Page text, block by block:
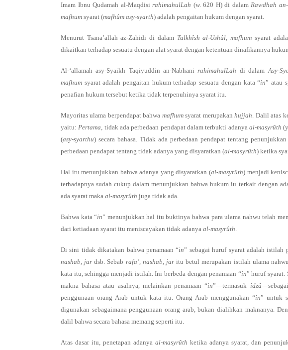
Imam Ibnu Qudamah al-MaqdisirahimahulLah (w. 620 H) di dalamRawdhah
mafhum syarat (mafhûm asy-syarth) adalah pengaitan hukum dengan syarat.
Menurut Tsana’allah az-Zahidi di dalam Talkhîsh al-Ushûl,mafhum syarat
dikaitkan terhadap sesuatu dengan alat syarat dengan ketentuan dinafikannya
Al-‘allamah asy-Syaikh Taqiyuddin an-NabhanirahimahulLah di dalamAsy-
mafhum syarat adalah pengaitan hukum terhadap sesuatu dengan kata “in” atau
penafian hukum tersebut ketika tidak terpenuhinya syarat itu.
Mayoritas ulama berpendapat bahwa mafhumsyarat merupakanhujjah. Dalil atas
yaitu:Pertama, tidak ada perbedaan pendapat dalam terbukti adanyaal-masyrûth
(asy-syarthu) secara bahasa. Tidak ada perbedaan pendapat tentang penunjukkan
perbedaan pendapat tentang tidak adanya yang disyaratkan (al-masyrûth) ketika
Hal itu menunjukkan bahwa adanya yang disyaratkan (al-masyrûth) menjadi
terhadapnya sudah cukup dalam menunjukkan bahwa hukum iu terkait dengan
ada syarat maka al-masyrûth juga tidak ada.
Bahwa kata “in” menunjukkan hal itu buktinya bahwa para ulama nahwu telah
dari ketiadaan syarat itu meniscayakan tidak adanya al-masyrûth.
Di sini tidak dikatakan bahwa penamaan “in” sebagai huruf syarat adalah
nashab, jar dsb. Sebab rafa’, nashab, jaritu betul merupakan istilah ulama
kata itu, sehingga menjadi istilah. Ini berbeda dengan penamaan “in” huruf syarat.
makna bahasa atau asalnya, melainkan penamaan “in”—termasuk idzâ
penggunaan orang Arab untuk kata itu. Orang Arab menggunakan “in” untuk
digunakan sebagaimana penggunaan orang arab, bukan dialihkan maknanya.
dalil bahwa secara bahasa memang seperti itu.
Atas dasar itu, penetapan adanya al-masyrûth ketika adanya syarat, dan